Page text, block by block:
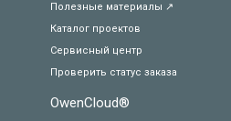
Полезные материалы ↗
Каталог проектов
Сервисный центр
Проверить статус заказа
OwenCloud®